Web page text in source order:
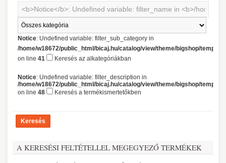
Notice: Undefined variable: filter_sub_category in
/home/w18672/public_html/bicaj.hu/catalog/view/theme/bigshop/
on line 41 Keresés az alkategóriákban
Notice: Undefined variable: filter_description in
/home/w18672/public_html/bicaj.hu/catalog/view/theme/bigshop/
on line 48 Keresés a termékismertetőkben
A KERESÉSI FELTÉTELLEL MEGEGYEZŐ TERMÉKEK